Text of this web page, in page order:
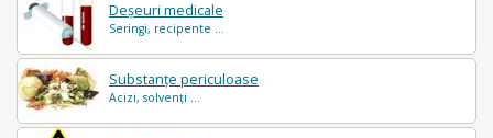
Deșeuri medicale
Seringi, recipente ...
Substanțe periculoase
Acizi, solvenți ...